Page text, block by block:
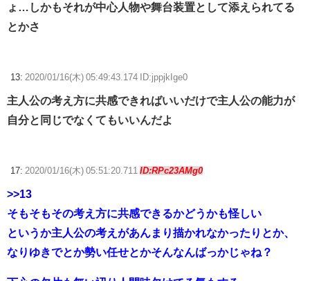
ょ…しかもそれが中心人物や舞台装置として添えられてる
とかさ
13: 2020/01/16(木) 05:49:43.174 ID:jppjkIge0
主人公の考え方に共感できればいいだけで主人公の能力が
自分と同じでなくてもいいんだよ
17: 2020/01/16(木) 05:51:20.711 ID:RPc23AMg0
>>13
そもそもその考え方に共感できるかどうかも怪しい
というか主人公の考えがあんまり描かれなかったりとか、
なりゆきでとか勢い任せとかそんなんばっかじゃね？